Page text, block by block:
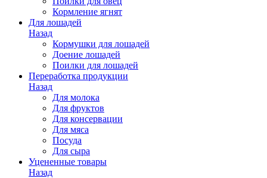
Кормление ягнят
Для лошадей
Назад
Кормушки для лошадей
Доение лошадей
Поилки для лошадей
Переработка продукции
Назад
Для молока
Для фруктов
Для консервации
Для мяса
Посуда
Для сыра
Уцененные товары
Назад